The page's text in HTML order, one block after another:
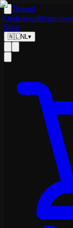
Tesland
OnderhoudReparaties
Shop
🇳🇱NL▾